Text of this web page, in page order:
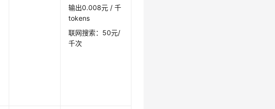
输出0.008元 / 千
tokens
联网搜索：50元/
千次